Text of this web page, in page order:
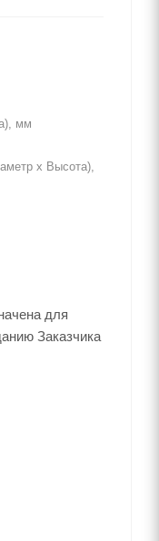
мм
х Высота),
для
Заказчика